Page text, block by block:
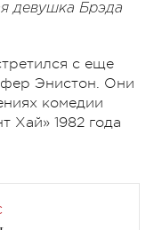
девушка Брэда
с еще
Энистон. Они
комедии
Хай» 1982 года